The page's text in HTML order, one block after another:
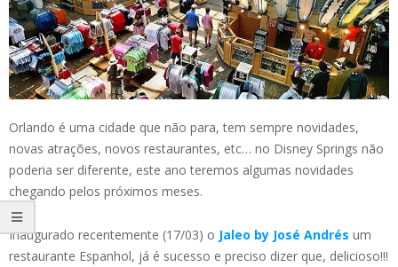
Orlando é uma cidade que não para, tem sempre novidades,
novas atrações, novos restaurantes, etc… no Disney Springs não
poderia ser diferente, este ano teremos algumas novidades
chegando pelos próximos meses.
Inaugurado recentemente (17/03) o Jaleo by José Andrés um
restaurante Espanhol, já é sucesso e preciso dizer que, delicioso!!!